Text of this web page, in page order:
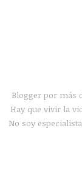
Blogger por más
Hay que vivir la
No soy